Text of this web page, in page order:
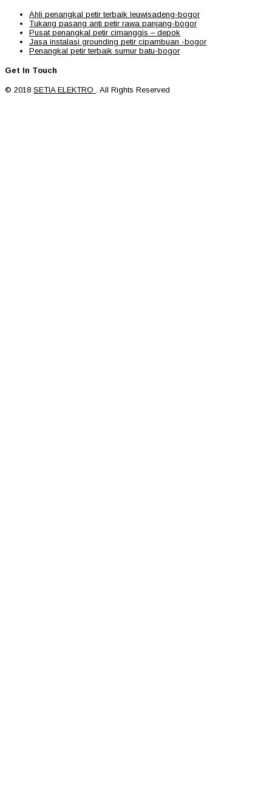
Ahli penangkal petir terbaik leuwisadeng-bogor
Tukang pasang anti petir rawa panjang-bogor
Pusat penangkal petir cimanggis – depok
Jasa instalasi grounding petir cipambuan -bogor
Penangkal petir terbaik sumur batu-bogor
Get In Touch
© 2018 SETIA ELEKTRO . All Rights Reserved